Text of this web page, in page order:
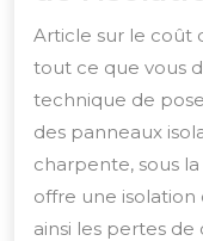
Article sur le coût
tout ce que vous
technique de
des panneaux
charpente, sous
offre une
ainsi les pertes